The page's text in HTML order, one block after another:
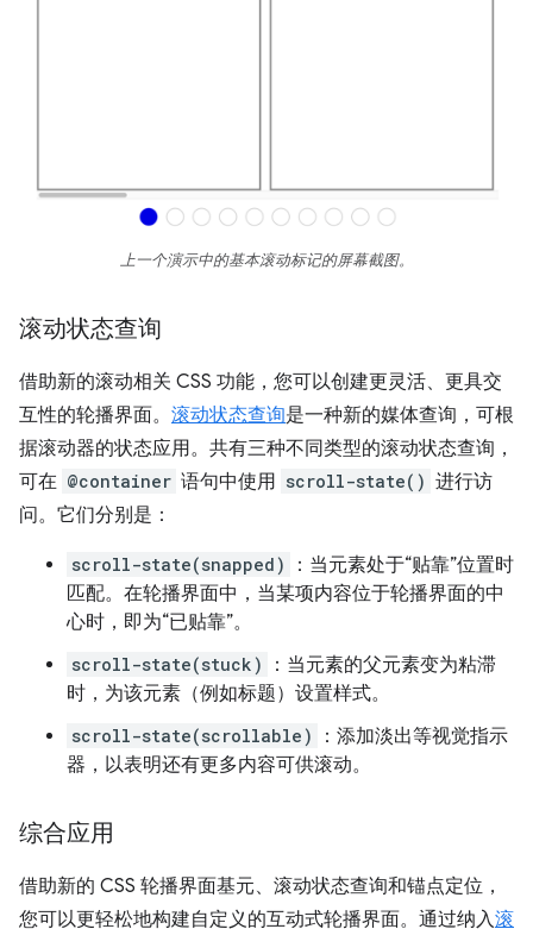
上一个演示中的基本滚动标记的屏幕截图。
滚动状态查询
借助新的滚动相关 CSS 功能，您可以创建更灵活、更具交
互性的轮播界面。 滚动状态查询是一种新的媒体查询，可根
据滚动器的状态应用。共有三种不同类型的滚动状态查询，
可在 @container 语句中使用 scroll-state() 进行访
问。它们分别是：
scroll-state(snapped)
：当元素处于“贴靠”位置时
匹配。在轮播界面中，当某项内容位于轮播界面的中
心时，即为“已贴靠”。
scroll-state(stuck)
：当元素的父元素变为粘滞
时，为该元素（例如标题）设置样式。
scroll-state(scrollable)
：添加淡出等视觉指示
器，以表明还有更多内容可供滚动。
综合应用
借助新的 CSS 轮播界面基元、滚动状态查询和锚点定位，
您可以更轻松地构建自定义的互动式轮播界面。通过纳入滚